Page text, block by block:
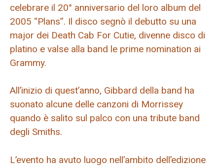
celebrare il 20° anniversario del loro album del
2005 “Plans”. Il disco segnò il debutto su una
major dei Death Cab For Cutie, divenne disco di
platino e valse alla band le prime nomination ai
Grammy.
All’inizio di quest’anno, Gibbard della band ha
suonato alcune delle canzoni di Morrissey
quando è salito sul palco con una tribute band
degli Smiths.
L’evento ha avuto luogo nell’ambito dell’edizione